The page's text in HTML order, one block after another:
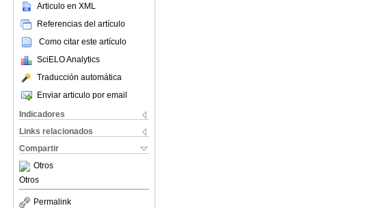
Articulo en XML
Referencias del artículo
Como citar este artículo
SciELO Analytics
Traducción automática
Enviar articulo por email
Indicadores
Links relacionados
Compartir
Otros
Otros
Permalink